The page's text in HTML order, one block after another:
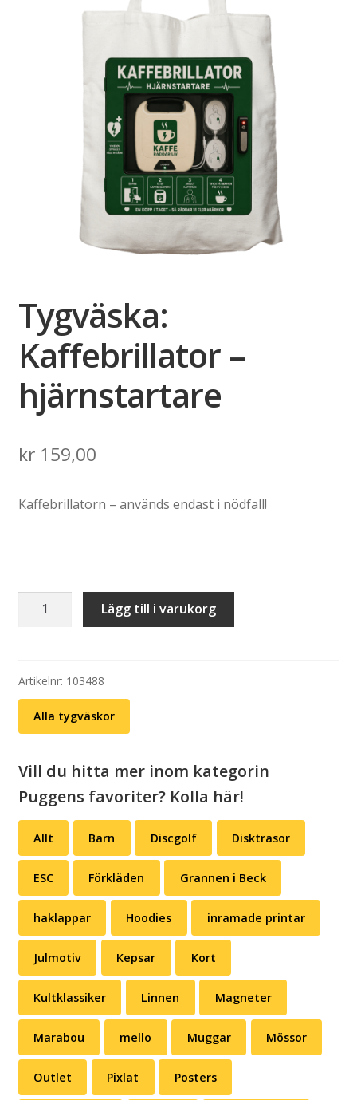
Tygväska:
Kaffebrillator –
hjärnstartare
kr159,00
Kaffebrillatorn – används endast i nödfall!
Tygväska:
mängd
Lägg till i varukorg
Artikelnr: 103488
Alla tygväskor
Vill du hitta mer inom kategorin
Puggens favoriter? Kolla här!
Allt Barn Discgolf Disktrasor
ESC Förkläden Grannen i Beck
haklappar Hoodies inramade printar
Julmotiv Kepsar Kort
Kultklassiker Linnen Magneter
Marabou mello Muggar Mössor
Outlet Pixlat Posters